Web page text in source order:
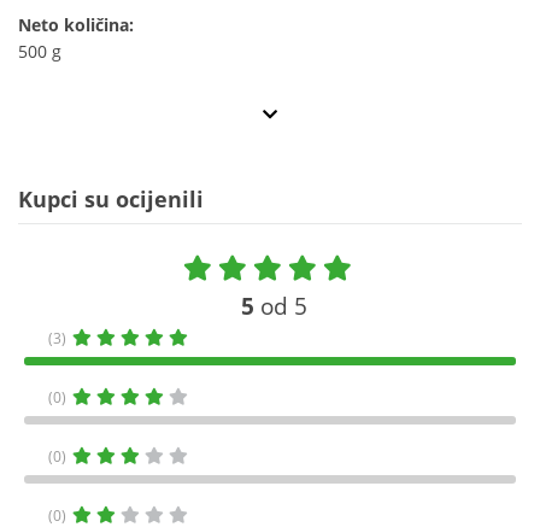
Neto količina:
500 g
Kupci su ocijenili
5 od 5
(3)
(0)
(0)
(0)